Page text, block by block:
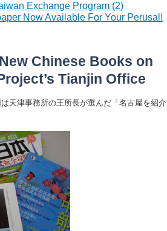
Exchange Program (2)
Now Available For Your Perusal!
Chinese Books on
Tianjin Office
天津事務所の王所長が選んだ「名古屋を紹介